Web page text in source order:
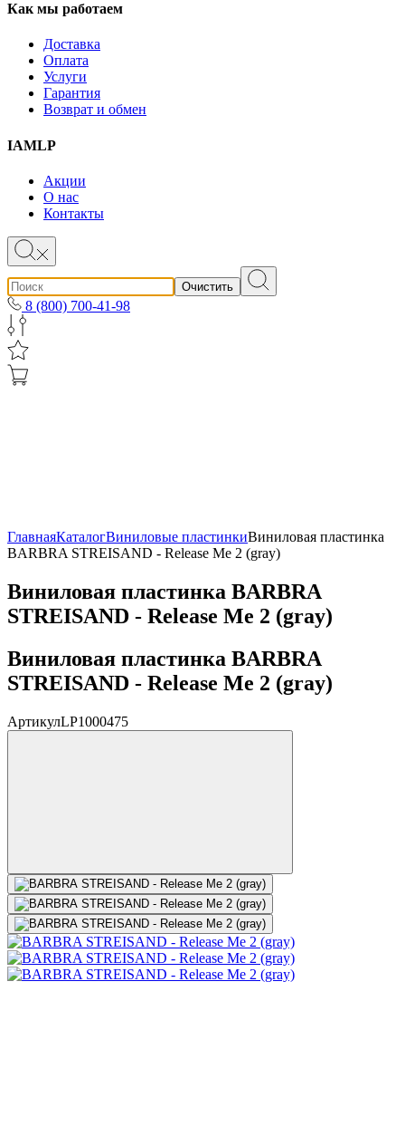
Как мы работаем
Доставка
Оплата
Услуги
Гарантия
Возврат и обмен
IAMLP
Акции
О нас
Контакты
Очистить
8 (800) 700-41-98
ГлавнаяКаталогВиниловые пластинкиВиниловая пластинка
BARBRA STREISAND - Release Me 2 (gray)
Виниловая пластинка BARBRA
STREISAND - Release Me 2 (gray)
Виниловая пластинка BARBRA
STREISAND - Release Me 2 (gray)
АртикулLP1000475